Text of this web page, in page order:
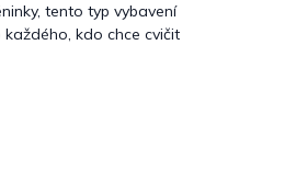
tento typ vybavení
kdo chce cvičit